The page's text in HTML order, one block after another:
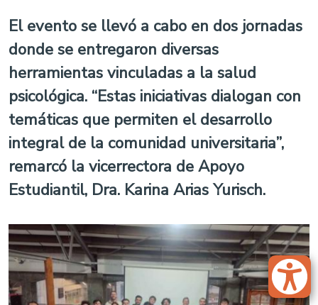
El evento se llevó a cabo en dos jornadas
donde se entregaron diversas
herramientas vinculadas a la salud
psicológica. “Estas iniciativas dialogan con
temáticas que permiten el desarrollo
integral de la comunidad universitaria”,
remarcó la vicerrectora de Apoyo
Estudiantil, Dra. Karina Arias Yurisch.